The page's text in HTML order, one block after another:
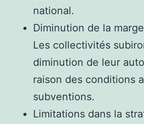
national.
Diminution de la
Les collectivités
diminution de leur
raison des conditions
subventions.
Limitations dans la